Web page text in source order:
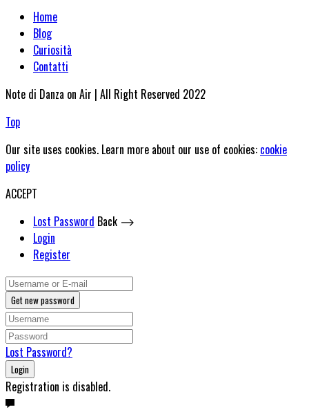
Home
Blog
Curiosità
Contatti
Note di Danza on Air | All Right Reserved 2022
Top
Our site uses cookies. Learn more about our use of cookies: cookie
policy
ACCEPT
Lost Password Back ⟶
Login
Register
Get new password
Lost Password?
Login
Registration is disabled.